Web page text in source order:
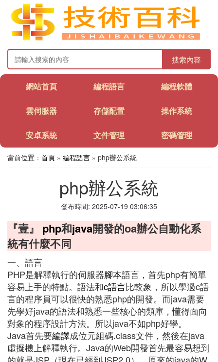
搜索內容
網站首頁 編程語言 編程軟體
雲伺服器 存儲配置 操作系統
安卓系統 文件管理 密碼管理
當前位置： 首頁 » 編程語言 » php辦公系統
php辦公系統
發布時間: 2025-07-19 03:06:35
『壹』 php和java開發的oa辦公自動化系
統有什麼不同
一、語言
PHP是解釋執行的伺服器腳本語言，首先php有簡單
容易上手的特點。語法和c語言比較象，所以學過c語
言的程序員可以很快的熟悉php的開發。而java需要
先學好java的語法和熟悉一些核心的類庫，懂得面向
對象的程序設計方法。所以java不如php好學。
Java首先要編譯成位元組碼.class文件，然後在java
虛擬機上解釋執行。Java的Web開發首先最容易想到